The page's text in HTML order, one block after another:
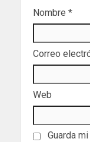
Nombre *
Correo
Web
Guarda